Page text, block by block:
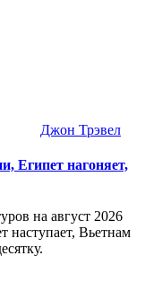
Джон Трэвел
Египет нагоняет,
на август 2026
наступает, Вьетнам